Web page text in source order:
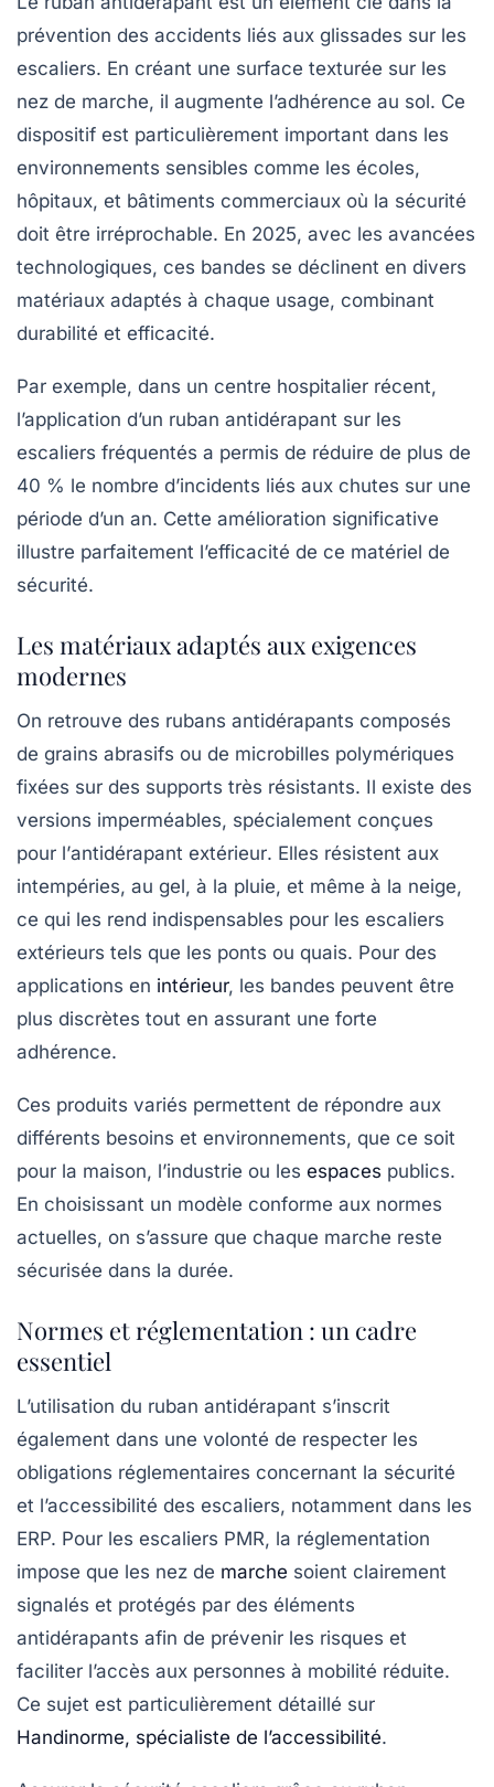
prévention des accidents liés aux glissades sur les
escaliers. En créant une surface texturée sur les
nez de marche, il augmente l’adhérence au sol. Ce
dispositif est particulièrement important dans les
environnements sensibles comme les écoles,
hôpitaux, et bâtiments commerciaux où la sécurité
doit être irréprochable. En 2025, avec les avancées
technologiques, ces bandes se déclinent en divers
matériaux adaptés à chaque usage, combinant
durabilité et efficacité.
Par exemple, dans un centre hospitalier récent,
l’application d’un ruban antidérapant sur les
escaliers fréquentés a permis de réduire de plus de
40 % le nombre d’incidents liés aux chutes sur une
période d’un an. Cette amélioration significative
illustre parfaitement l’efficacité de ce matériel de
sécurité.
Les matériaux adaptés aux exigences
modernes
On retrouve des rubans antidérapants composés
de grains abrasifs ou de microbilles polymériques
fixées sur des supports très résistants. Il existe des
versions imperméables, spécialement conçues
pour l’antidérapant extérieur. Elles résistent aux
intempéries, au gel, à la pluie, et même à la neige,
ce qui les rend indispensables pour les escaliers
extérieurs tels que les ponts ou quais. Pour des
applications en intérieur, les bandes peuvent être
plus discrètes tout en assurant une forte
adhérence.
Ces produits variés permettent de répondre aux
différents besoins et environnements, que ce soit
pour la maison, l’industrie ou les espaces publics.
En choisissant un modèle conforme aux normes
actuelles, on s’assure que chaque marche reste
sécurisée dans la durée.
Normes et réglementation : un cadre
essentiel
L’utilisation du ruban antidérapant s’inscrit
également dans une volonté de respecter les
obligations réglementaires concernant la sécurité
et l’accessibilité des escaliers, notamment dans les
ERP. Pour les escaliers PMR, la réglementation
impose que les nez de marche soient clairement
signalés et protégés par des éléments
antidérapants afin de prévenir les risques et
faciliter l’accès aux personnes à mobilité réduite.
Ce sujet est particulièrement détaillé sur
Handinorme, spécialiste de l’accessibilité.